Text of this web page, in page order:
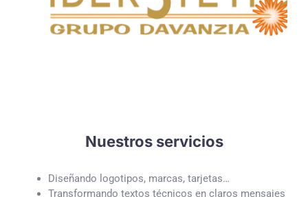
Nuestros servicios
Diseñando logotipos, marcas, tarjetas…
Transformando textos técnicos en claros mensajes